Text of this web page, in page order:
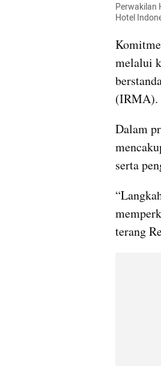
Perwakilan
Hotel
melalui
(IRMA).
Dalam
serta
terang